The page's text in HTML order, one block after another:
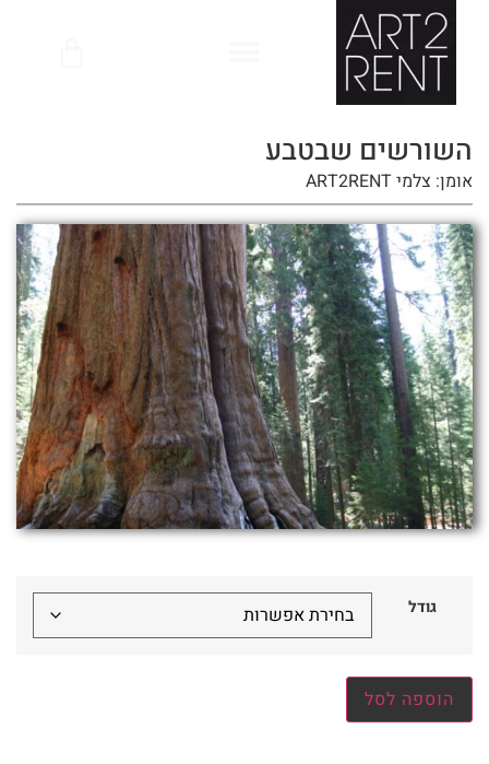
השורשים שבטבע
אומן: צלמי ART2RENT
גודל
הוספה לסל